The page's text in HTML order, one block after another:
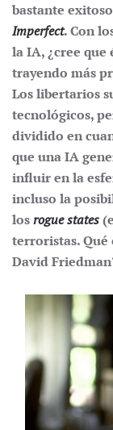
bastante
Imperfect. Con
la IA, ¿cree
trayendo más
Los libertarios
tecnológicos,
dividido en
que una IA
influir en la
incluso la
losrogue states
terroristas. Qué
David